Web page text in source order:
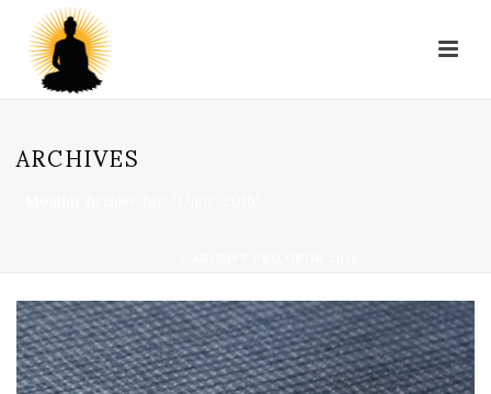
ARCHIVES